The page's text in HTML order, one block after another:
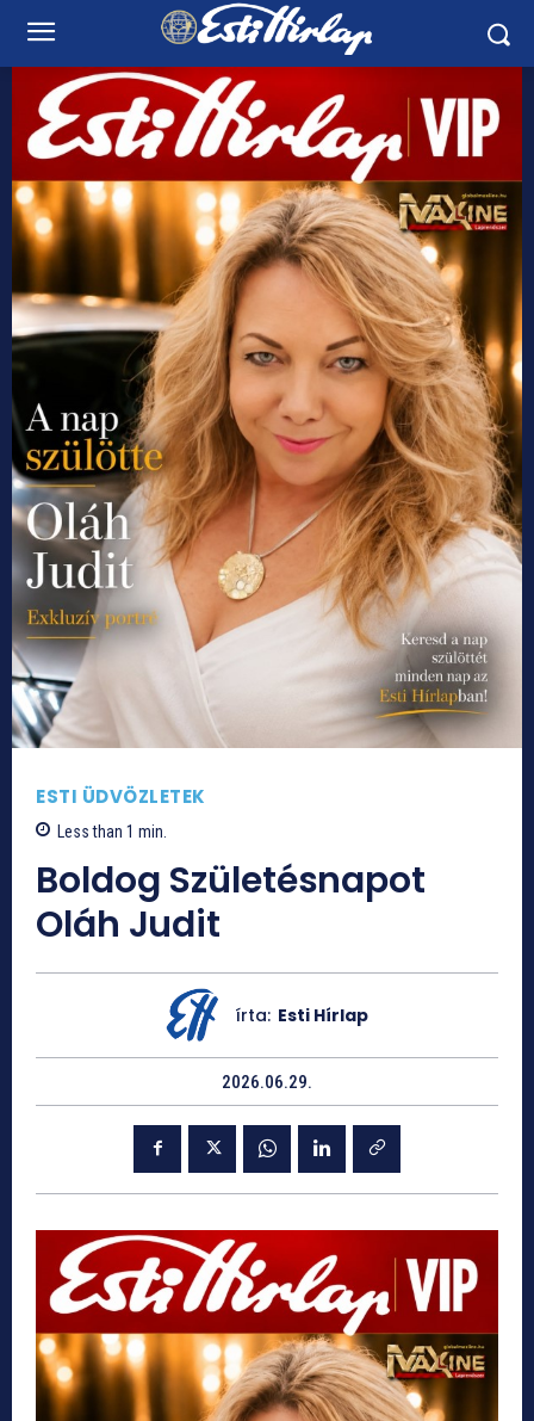
ESTI ÜDVÖZLETEK
Less than 1 min.
Boldog Születésnapot
Oláh Judit
írta: Esti Hírlap
2026.06.29.